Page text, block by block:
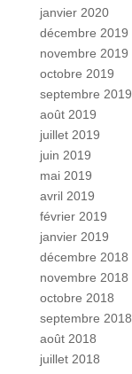
janvier 2020
décembre 2019
novembre 2019
octobre 2019
septembre 2019
août 2019
juillet 2019
juin 2019
mai 2019
avril 2019
février 2019
janvier 2019
décembre 2018
novembre 2018
octobre 2018
septembre 2018
août 2018
juillet 2018